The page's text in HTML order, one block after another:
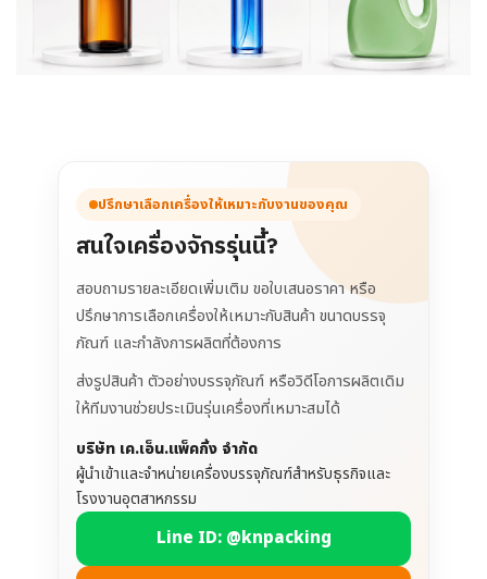
ปรึกษาเลือกเครื่องให้เหมาะกับงานของคุณ
สนใจเครื่องจักรรุ่นนี้?
สอบถามรายละเอียดเพิ่มเติม ขอใบเสนอราคา หรือ
ปรึกษาการเลือกเครื่องให้เหมาะกับสินค้า ขนาดบรรจุ
ภัณฑ์ และกำลังการผลิตที่ต้องการ
ส่งรูปสินค้า ตัวอย่างบรรจุภัณฑ์ หรือวิดีโอการผลิตเดิม
ให้ทีมงานช่วยประเมินรุ่นเครื่องที่เหมาะสมได้
บริษัท เค.เอ็น.แพ็คกิ้ง จำกัด
ผู้นำเข้าและจำหน่ายเครื่องบรรจุภัณฑ์สำหรับธุรกิจและ
โรงงานอุตสาหกรรม
Line ID: @knpacking